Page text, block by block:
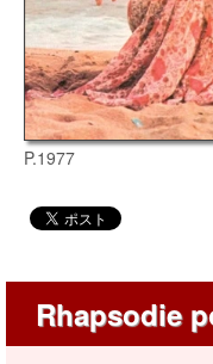
P.1977
Rhapsodie